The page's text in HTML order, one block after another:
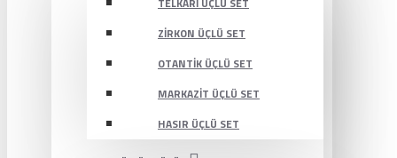
ZIRKON ÜÇLÜ SET
OTANTIK ÜÇLÜ SET
MARKAZIT ÜÇLÜ SET
HASIR ÜÇLÜ SET